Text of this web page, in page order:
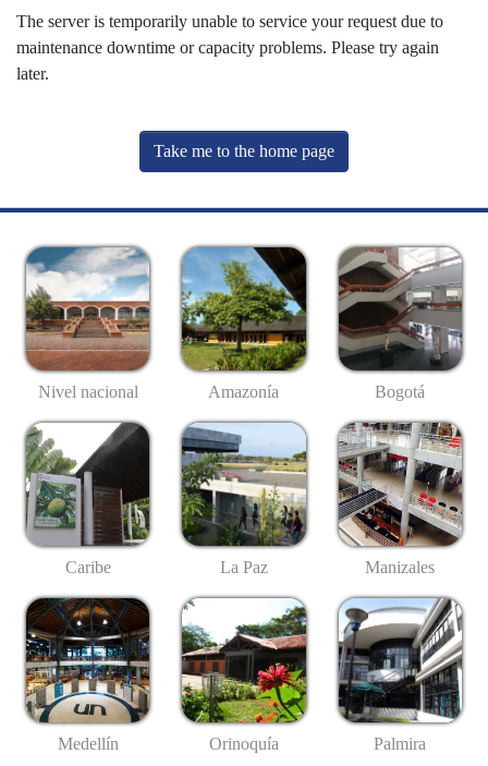
The server is temporarily unable to service your request due to
maintenance downtime or capacity problems. Please try again
later.
Take me to the home page
Nivel nacional Amazonía Bogotá
Caribe La Paz Manizales
Medellín Orinoquía Palmira